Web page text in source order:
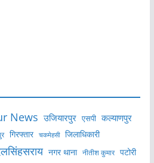
News उजियारपुर एसपी कल्याणपुर
गिरफ्तार चकमेहसी जिलाधिकारी
नगर थाना नीतीश कुमार पटोरी